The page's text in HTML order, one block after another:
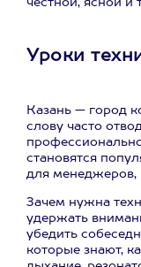
честной, ясной и
Уроки
Казань — город
слову часто
становятся
для менеджеров,
Зачем нужна
удержать
убедить
которые знают,